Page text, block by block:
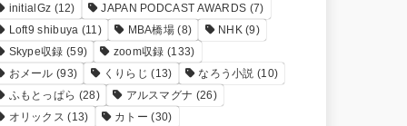
initialGz (12) JAPAN PODCAST AWARDS (7)
Loft9 shibuya (11) MBA橋場 (8) NHK (9)
Skype収録 (59) zoom収録 (133)
おメール (93) くりらじ (13) なろう小説 (10)
ふもとっぱら (28) アルスマグナ (26)
オリックス (13) カトー (30)